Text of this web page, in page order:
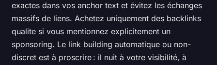
exactes dans vos anchor text et évitez les échanges
massifs de liens. Achetez uniquement des backlinks
qualite si vous mentionnez explicitement un
sponsoring. Le link building automatique ou non-
discret est à proscrire : il nuit à votre visibilité, à